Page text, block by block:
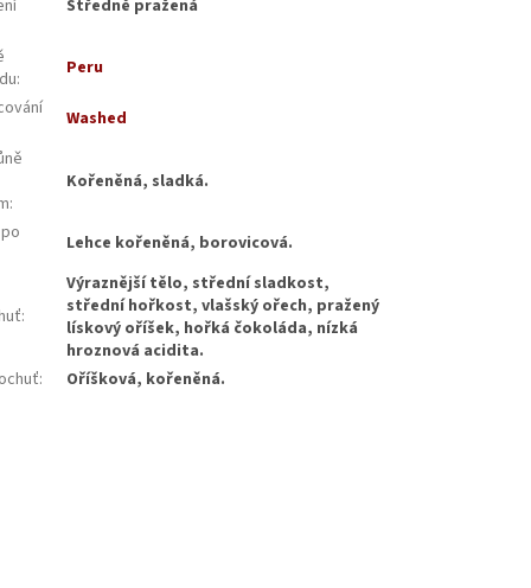
Středně pražená
:
Peru
Washed
:
Kořeněná, sladká.
Lehce kořeněná, borovicová.
:
Výraznější tělo, střední sladkost,
střední hořkost, vlašský ořech, pražený
lískový oříšek, hořká čokoláda, nízká
hroznová acidita.
: Oříšková, kořeněná.